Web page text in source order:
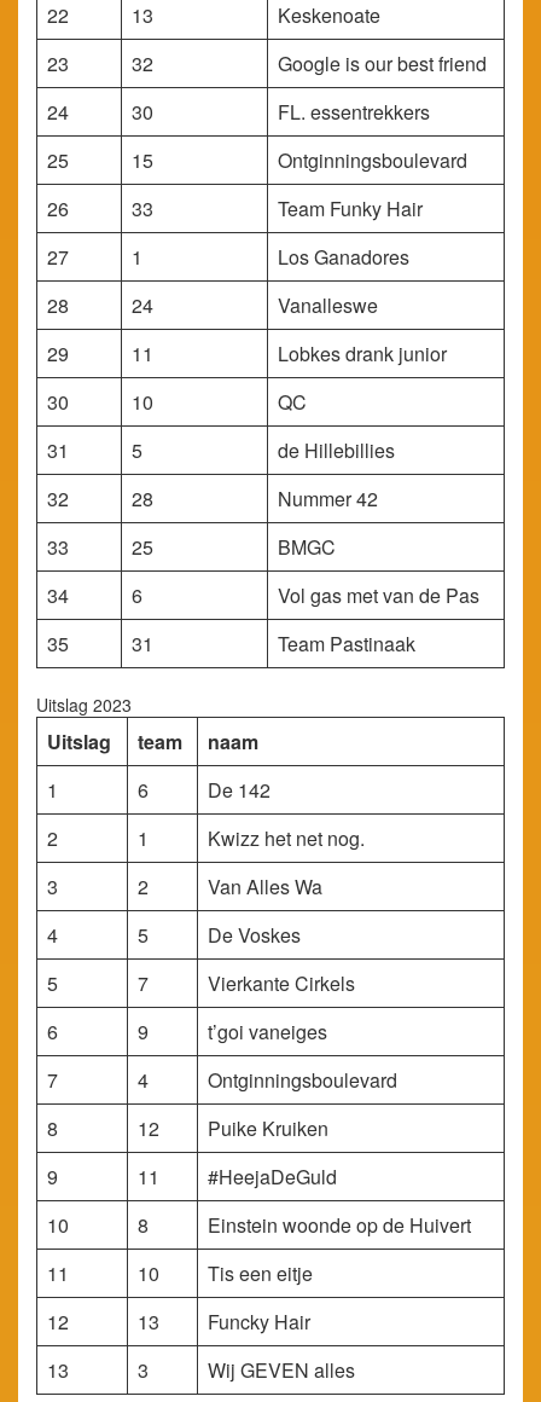
22
13
Keskenoate
23
32
Google is our best friend
24
30
FL. essentrekkers
25
15
Ontginningsboulevard
26
33
Team Funky Hair
27
1
Los Ganadores
28
24
Vanalleswe
29
11
Lobkes drank junior
30
10
QC
31
5
de Hillebillies
32
28
Nummer 42
33
25
BMGC
34
6
Vol gas met van de Pas
35
31 Team Pastinaak
Uitslag 2023
Uitslag team
naam
1
6
De 142
2
1
Kwizz het net nog.
3
2
Van Alles Wa
4
5
De Voskes
5
7
Vierkante Cirkels
6
9
t’goi vaneiges
7
4
Ontginningsboulevard
8
12
Puike Kruiken
9
11
#HeejaDeGuld
10
8
Einstein woonde op de Huivert
11
10
Tis een eitje
12
13
Funcky Hair
13
3 Wij GEVEN alles